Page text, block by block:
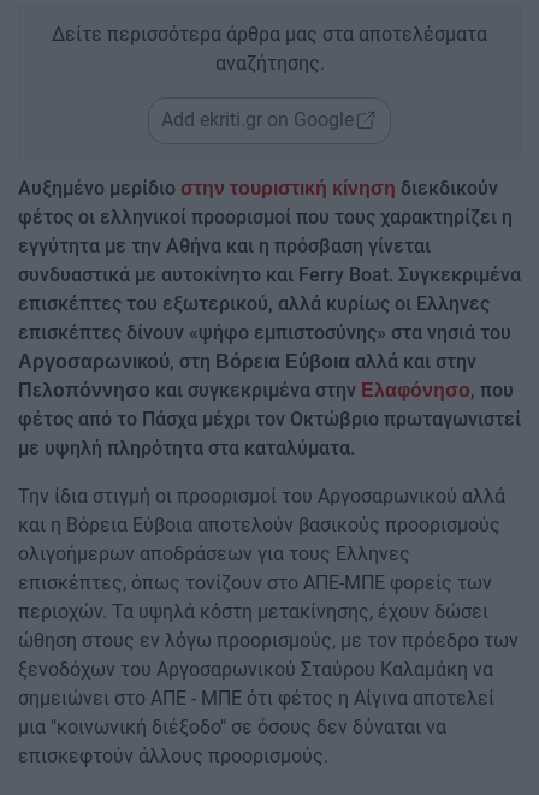
Δείτε περισσότερα άρθρα μας στα αποτελέσματα
αναζήτησης.
Add ekriti.gr on Google
Αυξημένο μερίδιο στην τουριστική κίνηση διεκδικούν
φέτος οι ελληνικοί προορισμοί που τους χαρακτηρίζει η
εγγύτητα με την Αθήνα και η πρόσβαση γίνεται
συνδυαστικά με αυτοκίνητο και Ferry Boat. Συγκεκριμένα
επισκέπτες του εξωτερικού, αλλά κυρίως οι Ελληνες
επισκέπτες δίνουν «ψήφο εμπιστοσύνης» στα νησιά του
Αργοσαρωνικού, στη Βόρεια Εύβοια αλλά και στην
Πελοπόννησο και συγκεκριμένα στην Ελαφόνησο, που
φέτος από το Πάσχα μέχρι τον Οκτώβριο πρωταγωνιστεί
με υψηλή πληρότητα στα καταλύματα.
Την ίδια στιγμή οι προορισμοί του Αργοσαρωνικού αλλά
και η Βόρεια Εύβοια αποτελούν βασικούς προορισμούς
ολιγοήμερων αποδράσεων για τους Ελληνες
επισκέπτες, όπως τονίζουν στο ΑΠΕ-ΜΠΕ φορείς των
περιοχών. Τα υψηλά κόστη μετακίνησης, έχουν δώσει
ώθηση στους εν λόγω προορισμούς, με τον πρόεδρο των
ξενοδόχων του Αργοσαρωνικού Σταύρου Καλαμάκη να
σημειώνει στο ΑΠΕ - ΜΠΕ ότι φέτος η Αίγινα αποτελεί
μια "κοινωνική διέξοδο" σε όσους δεν δύναται να
επισκεφτούν άλλους προορισμούς.